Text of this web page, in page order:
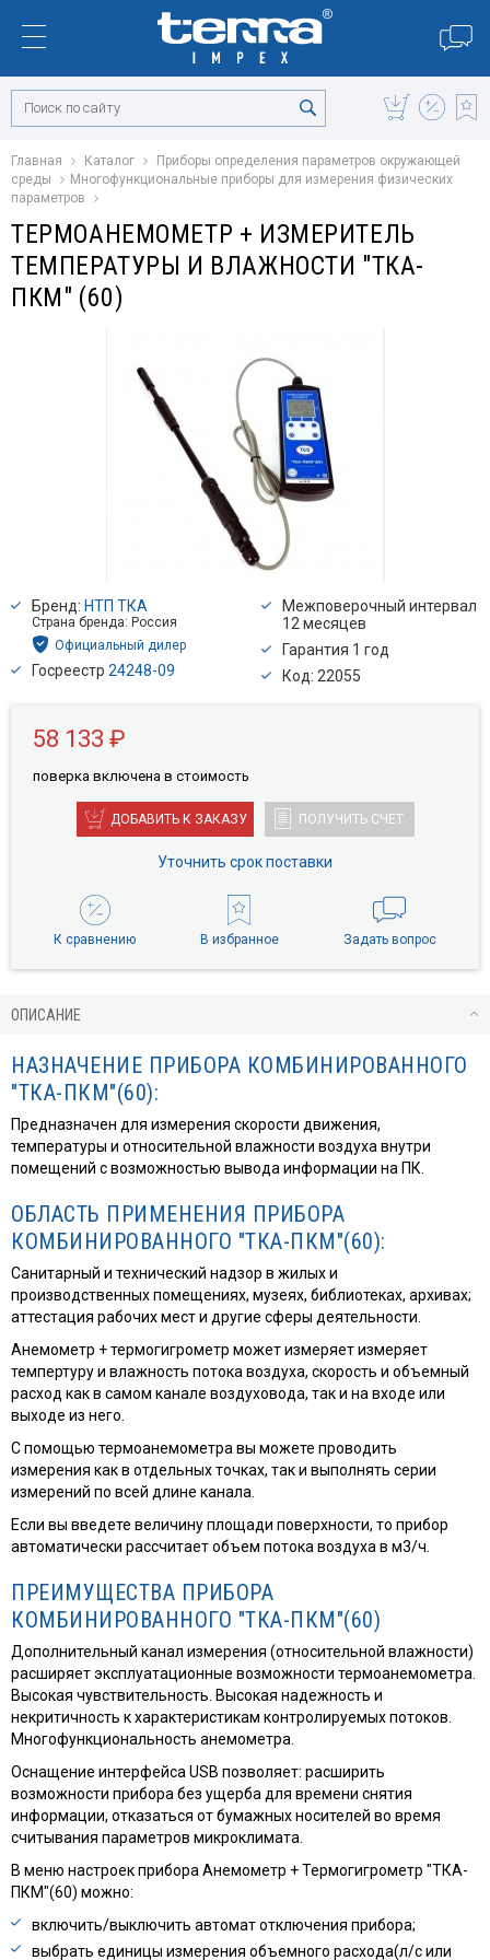
Главная Каталог
Приборы определения параметров окружающей
среды
Многофункциональные приборы для измерения физических
параметров
ТЕРМОАНЕМОМЕТР + ИЗМЕРИТЕЛЬ
ТЕМПЕРАТУРЫ И ВЛАЖНОСТИ "ТКА-
ПКМ" (60)
Бренд: НТП ТКА
Страна бренда: Россия
Официальный дилер
Госреестр 24248-09
Межповерочный интервал
12 месяцев
Гарантия 1 год
Код: 22055
58 133 ₽
поверкa включена в стоимость
ДОБАВИТЬ К ЗАКАЗУ ПОЛУЧИТЬ СЧЕТ
Уточнить срок поставки
К сравнению В избранное Задать вопрос
ОПИСАНИЕ
НАЗНАЧЕНИЕ ПРИБОРА КОМБИНИРОВАННОГО
"ТКА-ПКМ"(60):
Предназначен для измерения скорости движения,
температуры и относительной влажности воздуха внутри
помещений с возможностью вывода информации на ПК.
ОБЛАСТЬ ПРИМЕНЕНИЯ ПРИБОРА
КОМБИНИРОВАННОГО "ТКА-ПКМ"(60):
Санитарный и технический надзор в жилых и
производственных помещениях, музеях, библиотеках, архивах;
аттестация рабочих мест и другие сферы деятельности.
Анемометр + термогигрометр может измеряет измеряет
темпертуру и влажность потока воздуха, скорость и объемный
расход как в самом канале воздуховода, так и на входе или
выходе из него.
С помощью термоанемометра вы можете проводить
измерения как в отдельных точках, так и выполнять серии
измерений по всей длине канала.
Если вы введете величину площади поверхности, то прибор
автоматически рассчитает объем потока воздуха в м3/ч.
ПРЕИМУЩЕСТВА ПРИБОРА
КОМБИНИРОВАННОГО "ТКА-ПКМ"(60)
Дополнительный канал измерения (относительной влажности)
расширяет эксплуатационные возможности термоанемометра.
Высокая чувствительность. Высокая надежность и
некритичность к характеристикам контролируемых потоков.
Многофункциональность анемометра.
Оснащение интерфейса USB позволяет: расширить
возможности прибора без ущерба для времени снятия
информации, отказаться от бумажных носителей во время
считывания параметров микроклимата.
В меню настроек прибора Анемометр + Термогигрометр "ТКА-
ПКМ"(60) можно:
включить/выключить автомат отключения прибора;
выбрать единицы измерения объемного расхода(л/с или